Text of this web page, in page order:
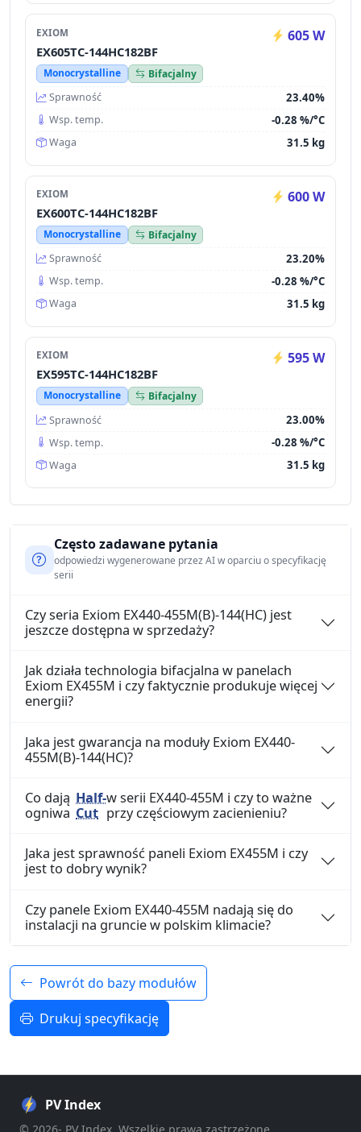
EXIOM 605 W
EX605TC-144HC182BF
Monocrystalline
Bifacjalny
Sprawność
23.40%
Wsp. temp. -0.28 %/°C
Waga 31.5 kg
EXIOM 600 W
EX600TC-144HC182BF
Monocrystalline
Bifacjalny
Sprawność
23.20%
Wsp. temp. -0.28 %/°C
Waga 31.5 kg
EXIOM 595 W
EX595TC-144HC182BF
Monocrystalline
Bifacjalny
Sprawność
23.00%
Wsp. temp. -0.28 %/°C
Waga 31.5 kg
Często zadawane pytania
odpowiedzi wygenerowane przez AI w oparciu o specyfikację
serii
Czy seria Exiom EX440-455M(B)-144(HC) jest
jeszcze dostępna w sprzedaży?
Jak działa technologia bifacjalna w panelach
Exiom EX455M i czy faktycznie produkuje więcej
energii?
Jaka jest gwarancja na moduły Exiom EX440-
455M(B)-144(HC)?
Co dają
ogniwa
Half-
Cut
w serii EX440-455M i czy to ważne
przy częściowym zacienieniu?
Jaka jest sprawność paneli Exiom EX455M i czy
jest to dobry wynik?
Czy panele Exiom EX440-455M nadają się do
instalacji na gruncie w polskim klimacie?
Powrót do bazy modułów
Drukuj specyfikację
PV Index